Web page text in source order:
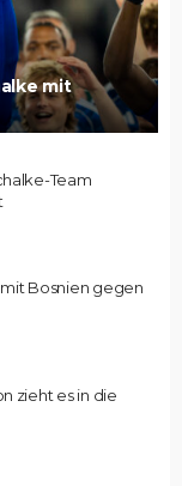
mit
Team
Bosnien gegen
zieht es in die